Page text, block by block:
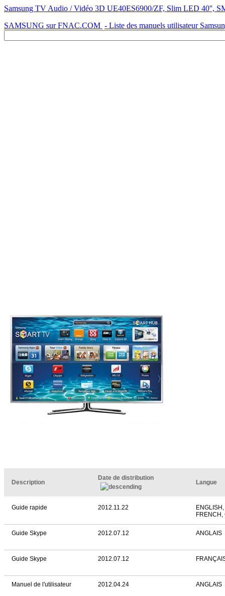
Samsung TV Audio / Vidéo 3D UE40ES6900/ZF, Slim LED 40'',
SAMSUNG sur FNAC.COM - Liste des manuels utilisateur
Description
Date de distribution
Langue
Guide rapide 2012.11.22
FRENCH,
Guide Skype 2012.07.12 ANGLAIS
Guide Skype 2012.07.12
Manuel de l'utilisateur 2012.04.24 ANGLAIS